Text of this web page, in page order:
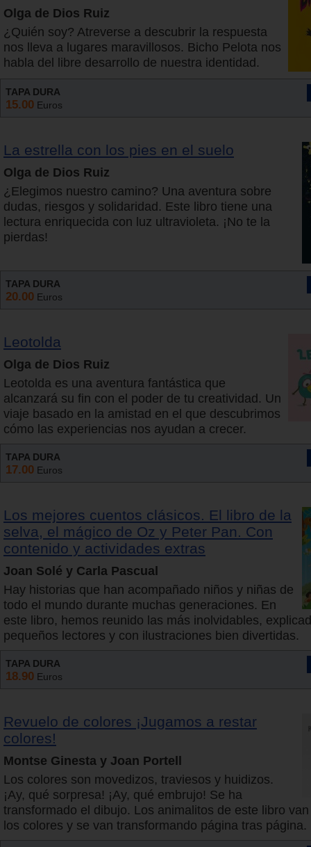
Olga de Dios Ruiz
¿Quién soy? Atreverse a descubrir la respuesta
nos lleva a lugares maravillosos. Bicho Pelota nos
habla del libre desarrollo de nuestra identidad.
TAPA DURA
15.00 Euros
La estrella con los pies en el suelo
Olga de Dios Ruiz
¿Elegimos nuestro camino? Una aventura sobre
dudas, riesgos y solidaridad. Este libro tiene una
lectura enriquecida con luz ultravioleta. ¡No te la
pierdas!
TAPA DURA
20.00 Euros
Leotolda
Olga de Dios Ruiz
Leotolda es una aventura fantástica que
alcanzará su fin con el poder de tu creatividad. Un
viaje basado en la amistad en el que descubrimos
cómo las experiencias nos ayudan a crecer.
TAPA DURA
17.00 Euros
Los mejores cuentos clásicos. El libro de la
selva, el mágico de Oz y Peter Pan. Con
contenido y actividades extras
Joan Solé y Carla Pascual
Hay historias que han acompañado niños y niñas de
todo el mundo durante muchas generaciones. En
este libro, hemos reunido las más inolvidables,
pequeños lectores y con ilustraciones bien divertidas.
TAPA DURA
18.90 Euros
Revuelo de colores ¡Jugamos a restar
colores!
Montse Ginesta y Joan Portell
Los colores son movedizos, traviesos y huidizos.
¡Ay, qué sorpresa! ¡Ay, qué embrujo! Se ha
transformado el dibujo. Los animalitos de este libro
los colores y se van transformando página tras página.